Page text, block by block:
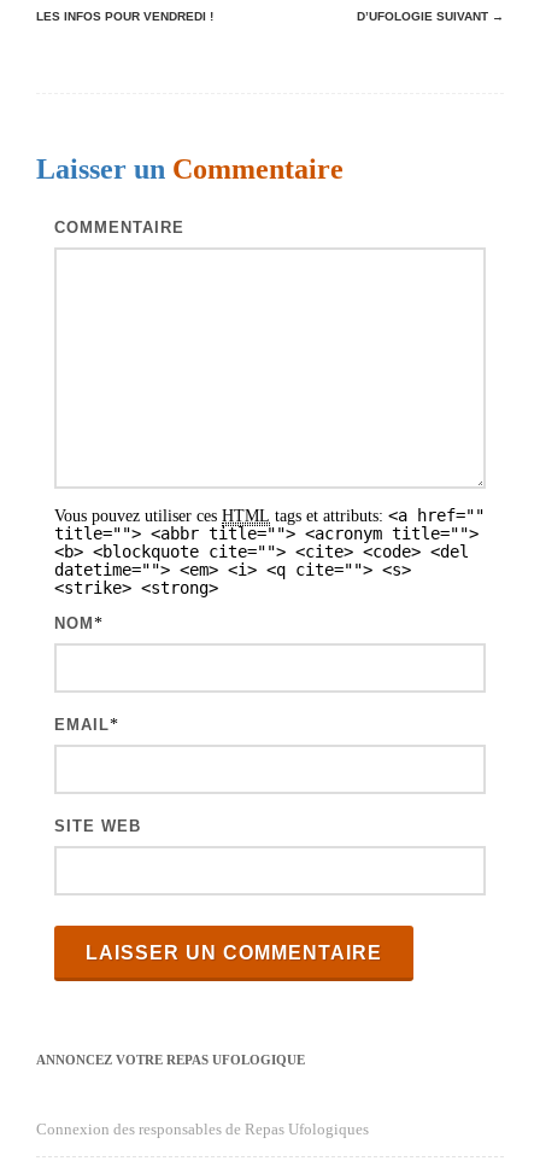
a
a
LES INFOS POUR VENDREDI ! D’UFOLOGIE SUIVANT →
Laisser un Commentaire
COMMENTAIRE
Vous pouvez utiliser ces HTML tags et attributs: <a href=""
title=""> <abbr title=""> <acronym title="">
<b> <blockquote cite=""> <cite> <code> <del
datetime=""> <em> <i> <q cite=""> <s>
<strike> <strong>
NOM *
EMAIL*
SITE WEB
ANNONCEZ VOTRE REPAS UFOLOGIQUE
Connexion des responsables de Repas Ufologiques